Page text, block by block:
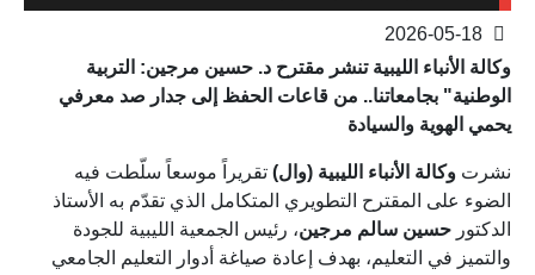
وكالة الأنباء الليبية تنشر مقترح د. حسين مرجين: التربية
الوطنية" بجامعاتنا.. من قاعات الحفظ إلى جدار صد معرفي
يحمي الهوية والسيادة
نشرت وكالة الأنباء الليبية (وال) تقريراً موسعاً سلّطت فيه
الضوء على المقترح التطويري المتكامل الذي تقدّم به الأستاذ
الدكتور حسين سالم مرجين، رئيس الجمعية الليبية للجودة
والتميز في التعليم، بهدف إعادة صياغة أدوار التعليم الجامعي